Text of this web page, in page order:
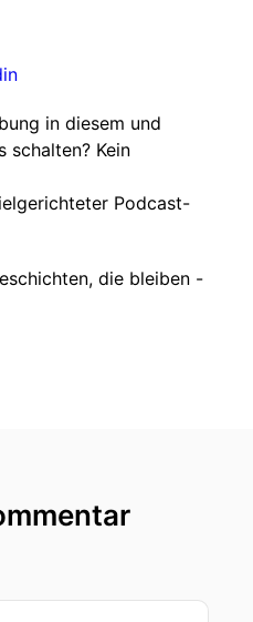
in diesem und
schalten? Kein
Podcast-
die bleiben -